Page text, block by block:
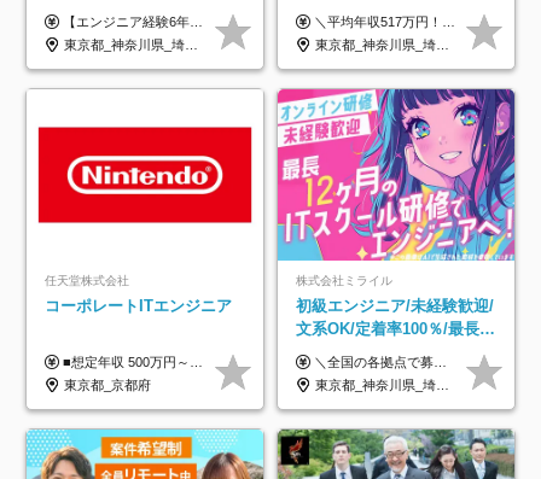
ートも可｜案件選択制｜定
着率96％以上｜副業OK｜住
宅手当
【エンジニア経験6年以上の方】 月給46万円～100万円（固定残業代含む） ※上記月給には月30時間分の固定残業代（月8万7,400円～月19万円）を含む。超過分は全額支給。 【エンジニア経験4年以上の方】 月給42万円～100万円（固定残業代含む） ※上記月給には月30時間分の固定残業代（月7万9,800円～月19万円）を含む。超過分は全額支給。 【エンジニア経験4年未満の方】 月給38万円～100万円（固定残業代含む） ※上記月給には月30時間分の固定残業代（月7万2,200円～月19万円）を含む。超過分は全額支給。 ※経験、スキル、前職給与などを踏まえて決定。 ◆ルトラの給与制度のポイント！◆ ・社員の95%が入社時に年収UP！最高で300万円UPの実績も ・平均還元率86.3%（交通費・住宅手当・会社負担分の社保も含む） ・人柄やポテンシャルを評価し、スキル以上の希望年収を提示することも ・退職金制度やリファラル手当（平均50万円）あり
東京都_神奈川県_埼玉県_千葉県_大阪府_愛知県_北海道_青森県_岩手県_宮城県_秋田県_山形県_福島県_茨城県_栃木県_群馬県_新潟県_山梨県_長野県_富山県_石川県_福井県_静岡県_岐阜県_三重県_兵庫県_京都府_滋賀県_奈良県_和歌山県_広島県_岡山県_鳥取県_島根県_山口県_徳島県_香川県_愛媛県_高知県_福岡県_熊本県_佐賀県_長崎県_大分県_宮崎県_鹿児島県_沖縄県
万円｜ホワイト企業認定｜
年休134日｜リモートOK
＼平均年収517万円！入社5年目まで毎年必ず昇給／ ■賞与年3回 ■年収800万円以上も可 ■入社3年以上の平均年収469.2万円 月給23万2000円以上＋賞与年3回＋各種手当 ☆入社5年目まで最大1万5000円の定期昇給を確約 ┃各種手当充実 ・規定の資格を取得すれば、2000円～5万円を毎月支給（2万4000円～60万円／年） ・研修中に取得した取得率95％の資格でも研修後の給料UP ※月給は年齢・経験・能力を考慮して、優遇いたします ※上記月給金額は固定残業代（20時間/3万1300円円以上）を含み、超過分は別途支給いたします ※試用期間（6ヶ月）は月給に変動はありますが、その他待遇に差異はありません ├入社後1ヶ月～3ヶ月間は、月給20万1900円となります └上記金額は固定残業代（10時間／1万6000円）を含み、超過分は別途支給いたします
東京都_神奈川県_埼玉県_千葉県_大阪府_愛知県_北海道_青森県_岩手県_宮城県_秋田県_山形県_福島県_茨城県_栃木県_群馬県_新潟県_山梨県_長野県_富山県_石川県_福井県_静岡県_岐阜県_三重県_兵庫県_京都府_滋賀県_奈良県_和歌山県_広島県_岡山県_鳥取県_島根県_山口県_徳島県_香川県_愛媛県_高知県_福岡県_熊本県_佐賀県_長崎県_大分県_宮崎県_鹿児島県_沖縄県
任天堂株式会社
コーポレートITエンジニア
■想定年収 500万円～900万円 月給制 月給278,000円～ ※残業が発生した場合、残業代を別途全額支給します ※試用期間2ヶ月あり(待遇や給与に差異はありません)
東京都_京都府
株式会社ミライル
初級エンジニア/未経験歓迎/
文系OK/定着率100％/最長1
年の自社ITスクール研修あ
り/年休130日
＼全国の各拠点で募集中！／ 給与は以下の通り、勤務地により異なります。 札幌：月給23万円～27万円 仙台：月給22万円～26万円 新潟：月給22万円～26万円 東京：月給26万円～30万円 大阪：月給24万円～29万円 福岡：月給23.5万円～27万円 沖縄：月給21万円～26万円 ◎給与は知識や経験を考慮して決定します。 ◎残業は別途全額支給します。 ◎試用期間12カ月あり（給与は以下の通りです。その他条件に変更はありません） （試用期間の給与） 札幌：月給18.6万円～ 仙台：月給19万円～ 新潟：月給18万円～ 東京：月給22万円～ 大阪：月給20.8万円～ 福岡：月給19万円～ 沖縄：月給18万円～
東京都_神奈川県_埼玉県_千葉県_大阪府_愛知県_北海道_青森県_岩手県_宮城県_秋田県_山形県_福島県_茨城県_栃木県_群馬県_新潟県_山梨県_長野県_富山県_石川県_福井県_静岡県_岐阜県_三重県_兵庫県_京都府_滋賀県_奈良県_和歌山県_広島県_岡山県_鳥取県_島根県_山口県_徳島県_香川県_愛媛県_高知県_福岡県_熊本県_佐賀県_長崎県_大分県_宮崎県_鹿児島県_沖縄県